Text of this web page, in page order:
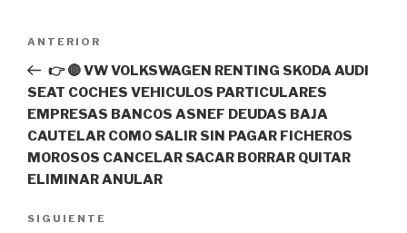
entradas
Entrada
anterior:
ANTERIOR
👉 🔴 VW VOLKSWAGEN RENTING SKODA AUDI
SEAT COCHES VEHICULOS PARTICULARES
EMPRESAS BANCOS ASNEF DEUDAS BAJA
CAUTELAR COMO SALIR SIN PAGAR FICHEROS
MOROSOS CANCELAR SACAR BORRAR QUITAR
ELIMINAR ANULAR
Siguiente
SIGUIENTE